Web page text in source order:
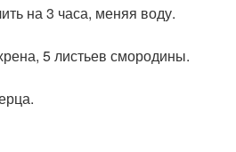
на 3 часа, меняя воду.
5 листьев смородины.